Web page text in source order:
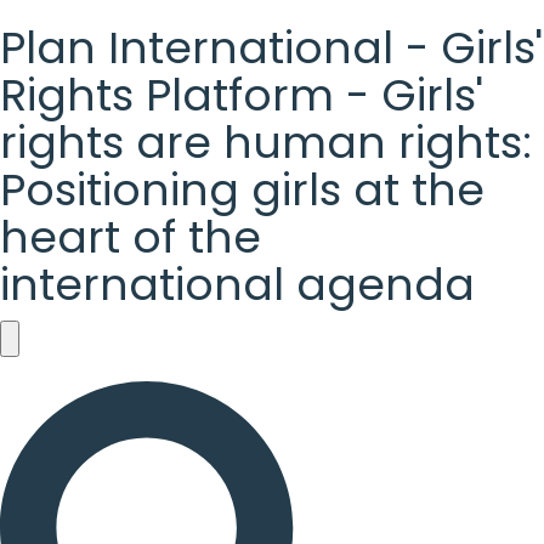
Plan International - Girls'
Rights Platform - Girls'
rights are human rights:
Positioning girls at the
heart of the
international agenda
Plan
International
-
Girls'